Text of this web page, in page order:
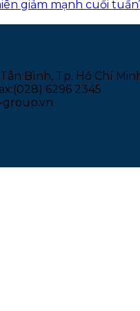
giảm mạnh cuối
Bình, Tp. Hồ Chí
6296 2345
group.vn